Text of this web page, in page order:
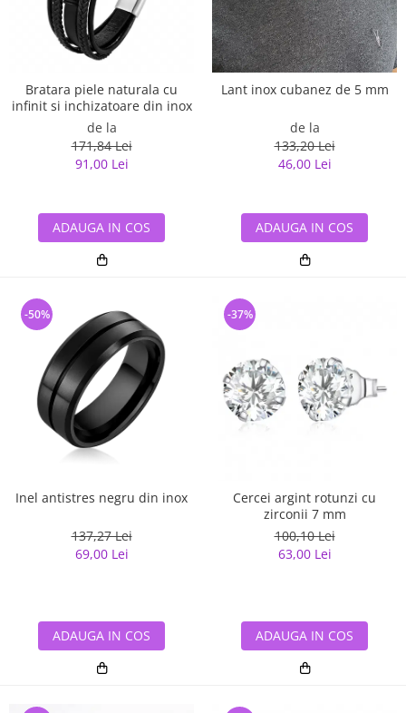
Bratara piele naturala cu
infinit si inchizatoare din inox
de la
171,84 Lei
91,00 Lei
ADAUGA IN COS
Lant inox cubanez de 5 mm
de la
133,20 Lei
46,00 Lei
ADAUGA IN COS
Inel antistres negru din inox
137,27 Lei
69,00 Lei
-50%
ADAUGA IN COS
Cercei argint rotunzi cu
zirconii 7 mm
100,10 Lei
63,00 Lei
-37%
ADAUGA IN COS